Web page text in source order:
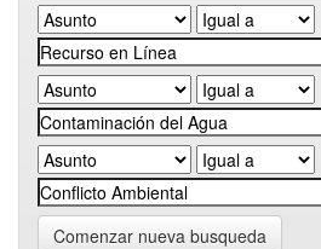
Comenzar nueva busqueda